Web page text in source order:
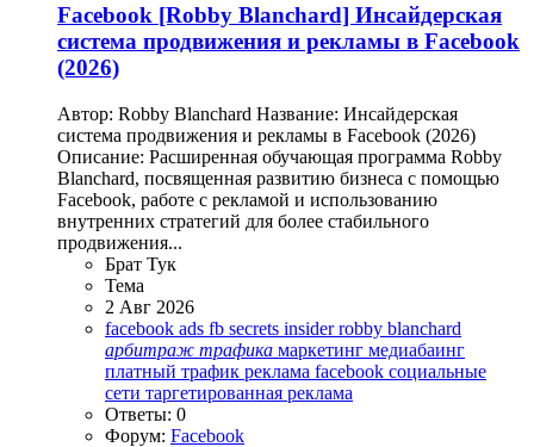
Facebook [Robby Blanchard] Инсайдерская
система продвижения и рекламы в Facebook
(2026)
Автор: Robby Blanchard Название: Инсайдерская
система продвижения и рекламы в Facebook (2026)
Описание: Расширенная обучающая программа Robby
Blanchard, посвященная развитию бизнеса с помощью
Facebook, работе с рекламой и использованию
внутренних стратегий для более стабильного
продвижения...
Брат Тук
Тема
2 Авг 2026
facebook ads fb secrets insiderrobby blanchard
арбитраж трафика маркетинг медиабаинг
платный трафик реклама facebook социальные
сети таргетированная реклама
Ответы: 0
Форум: Facebook